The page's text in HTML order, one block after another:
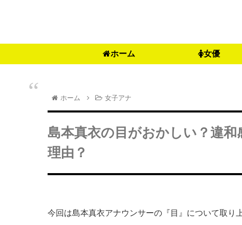
ホーム 女優
ホーム 女子アナ
島本真衣の目がおかしい？違
理由？
今回は島本真衣アナウンサーの『目』について取り